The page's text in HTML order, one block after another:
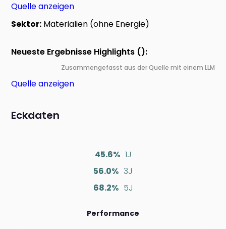
Quelle anzeigen
Sektor: Materialien (ohne Energie)
Neueste Ergebnisse Highlights ():
Zusammengefasst aus der Quelle mit einem LLM
Quelle anzeigen
Eckdaten
45.6% 1J
56.0% 3J
68.2% 5J
Performance